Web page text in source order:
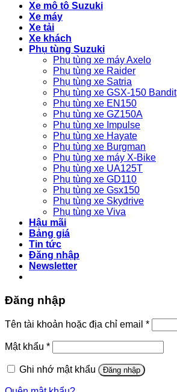
Xe mô tô Suzuki
Xe máy
Xe tải
Xe khách
Phụ tùng Suzuki
Phụ tùng xe máy Axelo
Phụ tùng xe Raider
Phụ tùng xe Satria
Phụ tùng xe GSX-150 Bandit
Phụ tùng xe EN150
Phụ tùng xe GZ150A
Phụ tùng xe Impulse
Phụ tùng xe Hayate
Phụ tùng xe Burgman
Phụ tùng xe máy X-Bike
Phụ tùng xe UA125T
Phụ tùng xe GD110
Phụ tùng xe Gsx150
Phụ tùng xe Skydrive
Phụ tùng xe Viva
Hậu mãi
Bảng giá
Tin tức
Đăng nhập
Newsletter
Đăng nhập
Tên tài khoản hoặc địa chỉ email *Bắt
buộc
Mật khẩu *Bắt
buộc
Ghi nhớ mật khẩu
Đăng nhập